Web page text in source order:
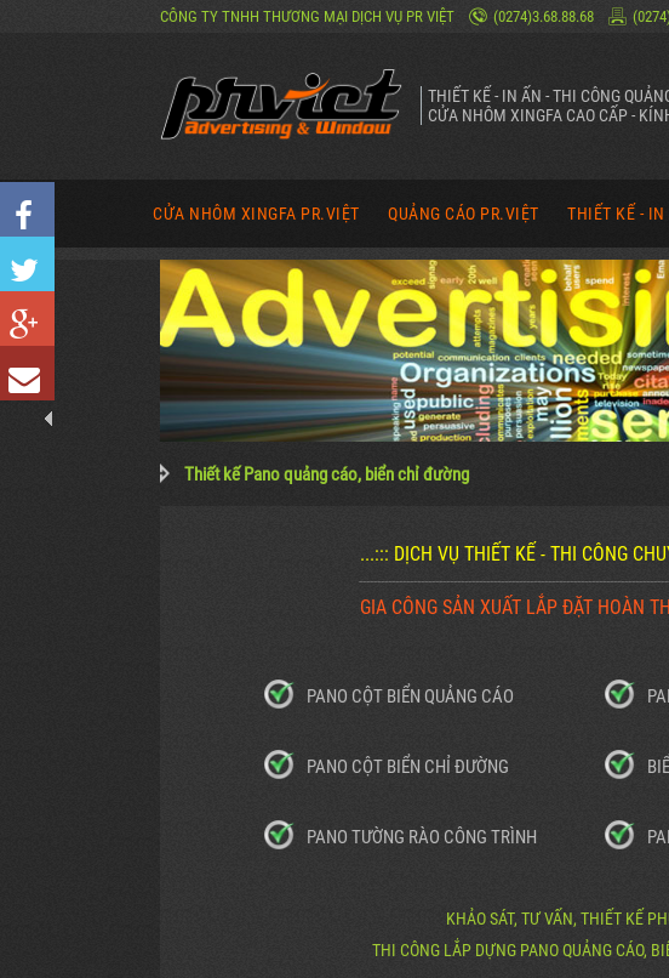
CÔNG TY TNHH THƯƠNG MẠI DỊCH VỤ PR VIỆT (0274)3.68.88.68
THIẾT KẾ - IN ẤN - THI CÔNG
CỬA NHÔM XINGFA CAO CẤP -
CỬA NHÔM XINGFA PR.VIỆT
CỬA ĐI NHÔM XINGFA MỞ QUAY
CỬA ĐI NHÔM XINGFA TRƯỢT QUAY
CỬA ĐI NHÔM XINGFA MỞ LÙA
CỬA ĐI NHÔM XINGFA XẾP TRƯỢT
HÌNH ẢNH CỬA NHÔM XINGFA
QUẢNG CÁO PR.VIỆT
NĂNG LỰC QUẢNG CÁO PR VIỆT
SẢN PHẨM QUẢNG CÁO PR VIỆT
CÔNG TRÌNH QUẢNG CÁO PR VIỆT
HÌNH ẢNH VỀ PR VIỆT
THIẾT KẾ - IN
THIẾT KẾ IN
BANNER,
PHÔNG,
LOGO, ẤN
TRANG TRÍ
Thiết kế Pano quảng cáo, biển chỉ đường
...::: DỊCH VỤ THIẾT KẾ - THI CÔNG
GIA CÔNG SẢN XUẤT LẮP ĐẶT HOÀN
PANO CỘT BIỂN QUẢNG CÁO
PANO CỘT BIỂN CHỈ ĐƯỜNG
PANO TƯỜNG RÀO CÔNG TRÌNH
KHẢO SÁT, TƯ VẤN, THIẾT KẾ
THI CÔNG LẮP DỰNG PANO QUẢNG CÁO,